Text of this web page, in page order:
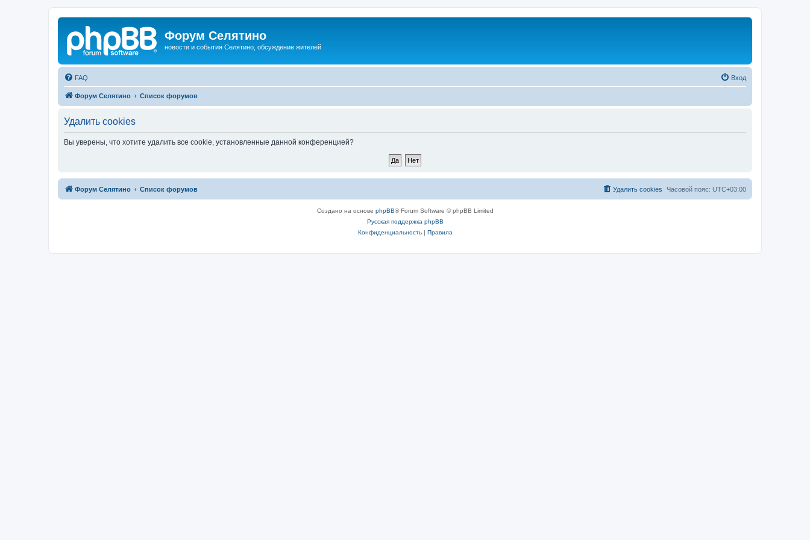
Форум Селятино
новости и события Селятино, обсуждение жителей
FAQ Вход
Форум Селятино Список форумов
Удалить cookies
Вы уверены, что хотите удалить все cookie, установленные данной конференцией?
Форум Селятино Список форумов Часовой пояс: UTC+03:00
Удалить cookies
Создано на основе phpBB® Forum Software © phpBB Limited
Русская поддержка phpBB
Конфиденциальность| Правила